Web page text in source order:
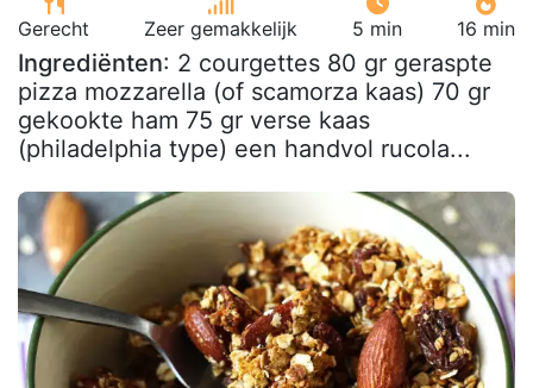
Gerecht Zeer gemakkelijk 5 min 16 min
Ingrediënten: 2 courgettes 80 gr geraspte
pizza mozzarella (of scamorza kaas) 70 gr
gekookte ham 75 gr verse kaas
(philadelphia type) een handvol rucola...